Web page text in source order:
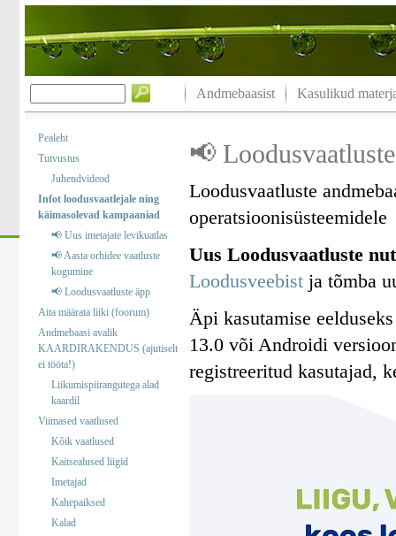
Andmebaasist Kasulikud
Pealeht
Tutvustus
Juhendvideod
Infot loodusvaatlejale ning
käimasolevad kampaaniad
📢 Uus imetajate levikuatlas
📢 Aasta orhidee vaatluste
kogumine
📢 Loodusvaatluste äpp
Aita määrata liiki (foorum)
Andmebaasi avalik
KAARDIRAKENDUS (ajutiselt
ei tööta!)
Liikumispiirangutega alad
kaardil
Viimased vaatlused
Kõik vaatlused
Kaitsealused liigid
Imetajad
Kahepaiksed
Kalad
📢
Loodusvaatluste
operatsioonisüsteemidele
Uus Loodusvaatluste
Loodusveebistja tõmba
Äpi kasutamise
13.0 või Androidi
registreeritud kasutajad,